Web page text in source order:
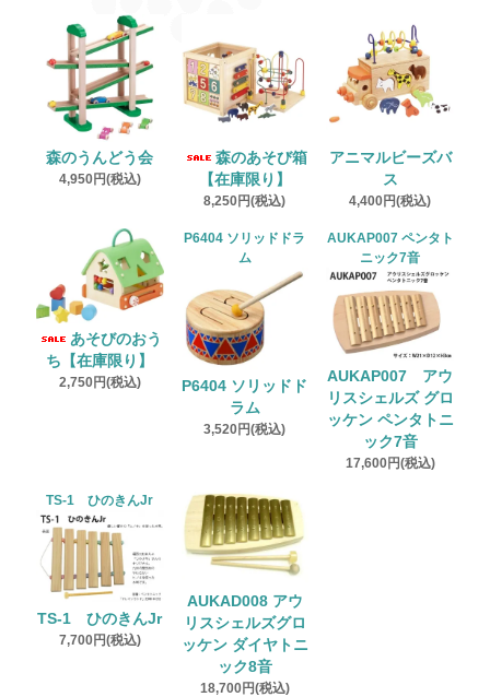
森のうんどう会
4,950円(税込)
森のあそび箱
【在庫限り】
8,250円(税込)
アニマルビーズバ
ス
4,400円(税込)
あそびのおう
ち【在庫限り】
2,750円(税込)
P6404 ソリッドドラ
ム
P6404 ソリッドド
ラム
3,520円(税込)
AUKAP007 ペンタト
ニック7音
AUKAP007 アウ
リスシェルズ グロ
ッケン ペンタトニ
ック7音
17,600円(税込)
TS-1 ひのきんJr
TS-1 ひのきんJr
7,700円(税込)
AUKAD008 アウ
リスシェルズグロ
ッケン ダイヤトニ
ック8音
18,700円(税込)